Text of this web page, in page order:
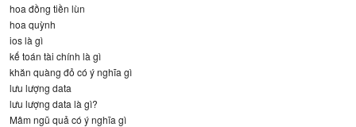
hoa đồng tiền lùn
hoa quỳnh
ios là gì
kế toán tài chính là gì
khăn quàng đỏ có ý nghĩa gì
lưu lượng data
lưu lượng data là gì?
Mâm ngũ quả có ý nghĩa gì